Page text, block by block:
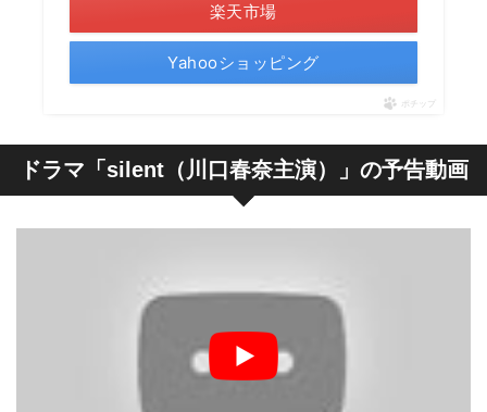
楽天市場
Yahooショッピング
ポチップ
ドラマ「silent（川口春奈主演）」の予告動画